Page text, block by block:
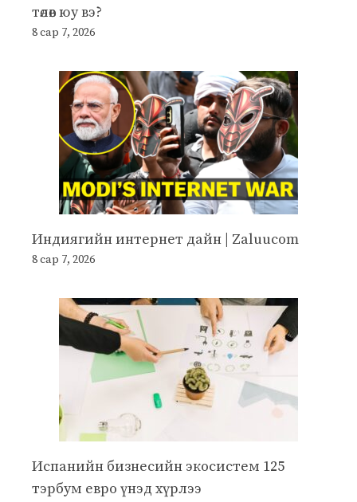
төлөв юу вэ?
8 сар 7, 2026
Индиягийн интернет дайн | Zaluucom
8 сар 7, 2026
Испанийн бизнесийн экосистем 125
тэрбум евро үнэд хүрлээ